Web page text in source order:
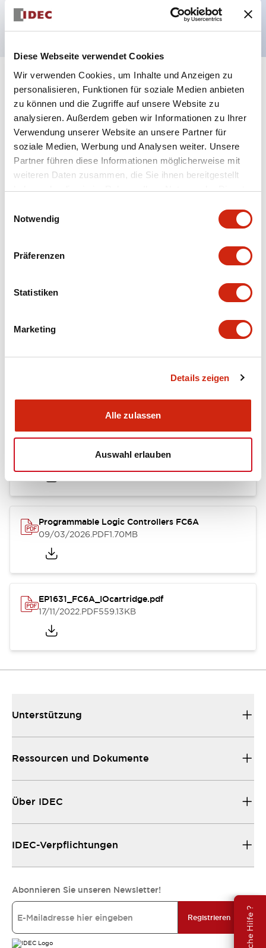
Diese Webseite verwendet Cookies
Wir verwenden Cookies, um Inhalte und Anzeigen zu
personalisieren, Funktionen für soziale Medien anbieten
zu können und die Zugriffe auf unsere Website zu
analysieren. Außerdem geben wir Informationen zu Ihrer
Verwendung unserer Website an unsere Partner für
soziale Medien, Werbung und Analysen weiter. Unsere
Partner führen diese Informationen möglicherweise mit
weiteren Daten zusammen, die Sie ihnen bereitgestellt
haben oder die sie im Rahmen Ihrer Nutzung der Dienste
Notwendig
Präferenzen
Statistiken
Marketing
Details zeigen
Alle zulassen
Auswahl erlauben
Bis zu 16-Bit Auflösung
Spezifikationen Alle erweitern
Certification Specifications
Environmental Specifications
Mechanical Specifications
Specifications
Dokumente und Dateien
.PDF2.55MB
Programmable Logic Controllers FC6A
09/03/2026.PDF1.70MB
EP1631_FC6A_IOcartridge.pdf
17/11/2022.PDF559.13KB
Unterstützung
Ressourcen und Dokumente
Über IDEC
IDEC-Verpflichtungen
Abonnieren Sie unseren Newsletter!
Registrieren